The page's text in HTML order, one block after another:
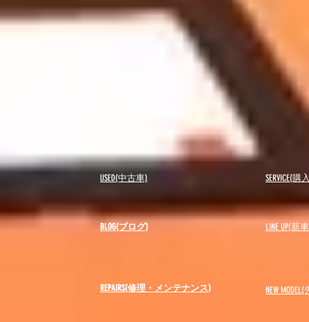
USED(中古車)
BLOG(ブログ)
SERVICE(
LINE UP(新
REPAIRS(修理・メンテナンス) NEW MODEL(